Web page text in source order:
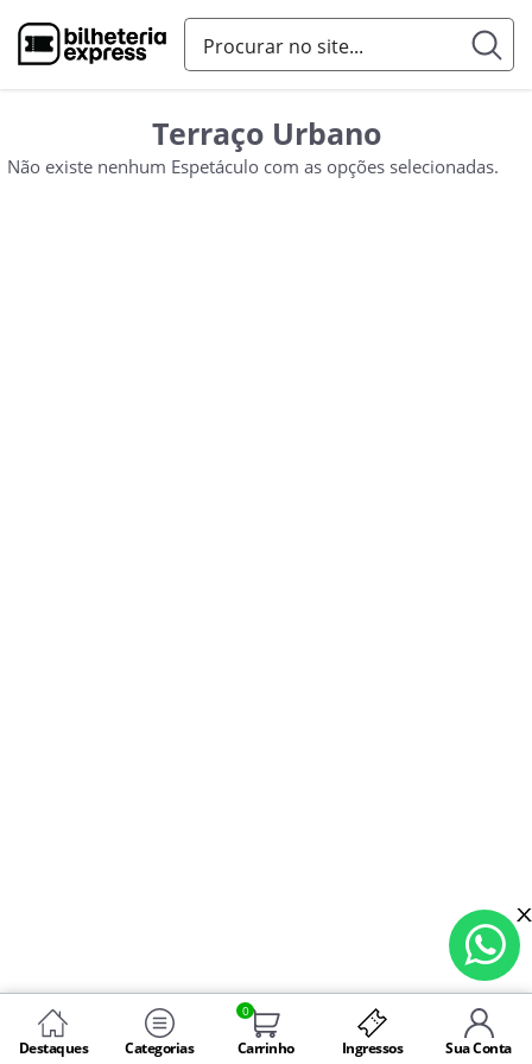
Destaques Categorias
0
Carrinho Ingressos Sua Conta
Terraço Urbano
Não existe nenhum Espetáculo com as opções selecionadas.